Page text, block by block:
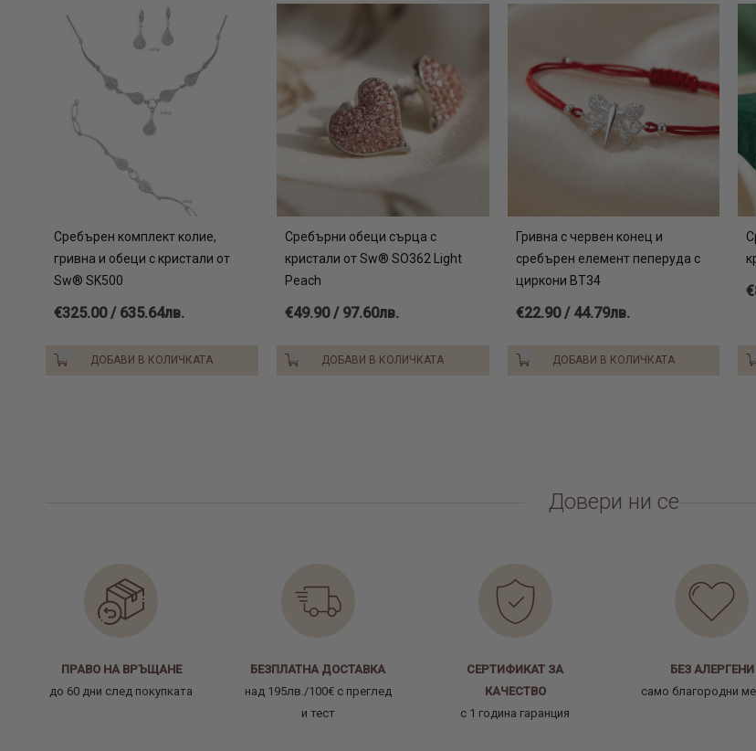
Сребърен комплект колие,
гривна и обеци с кристали от
Sw® SK500
€325.00 / 635.64лв.
ДОБАВИ В КОЛИЧКАТА
Сребърни обеци сърца с
кристали от Sw® SO362 Light
Peach
€49.90 / 97.60лв.
ДОБАВИ В КОЛИЧКАТА
Гривна с червен конец и
сребърен елемент пеперуда с
циркони BT34
€22.90 / 44.79лв.
ДОБАВИ В КОЛИЧКАТА
Довери ни се
ПРАВО НА ВРЪЩАНЕ
до 60 дни след покупката
БЕЗПЛАТНА ДОСТАВКА
над 195лв./100€ с преглед
и тест
СЕРТИФИКАТ ЗА
КАЧЕСТВО
с 1 година гаранция
БЕЗ АЛЕРГЕНИ
само благородни